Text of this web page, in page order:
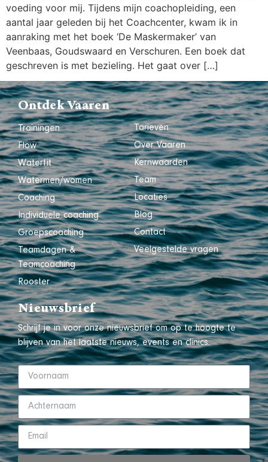
voeding voor mij. Tijdens mijn coachopleiding, een
aantal jaar geleden bij het Coachcenter, kwam ik in
aanraking met het boek ‘De Maskermaker’ van
Veenbaas, Goudswaard en Verschuren. Een boek dat
geschreven is met bezieling. Het gaat over […]
Ontdek Vaaren
Trainingen
Flow
Waterfit
Watermen/women
Coaching
Individuele coaching
Groepscoaching
Teamdagen &
Teamcoaching
Rooster
Tarieven
Over Vaaren
Kernwaarden
Team
Locaties
Blog
Contact
Veelgestelde vragen
Nieuwsbrief
Schrijf je in voor onze nieuwsbrief om op te hoogte te
blijven van het laatste nieuws, events en clinics.